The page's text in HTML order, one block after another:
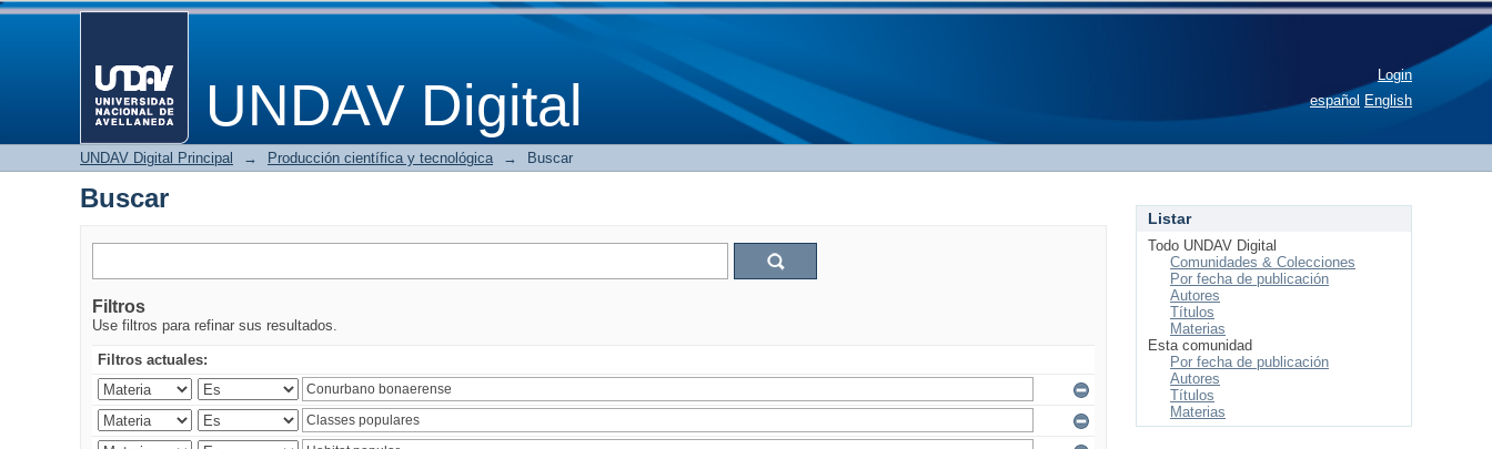
UNDAV Digital
Buscar
Login
español English
UNDAV Digital Principal → Producción científica y tecnológica → Buscar
Buscar
Filtros
Use filtros para refinar sus resultados.
Filtros actuales:
Listar
Todo UNDAV Digital
Comunidades & Colecciones
Por fecha de publicación
Autores
Títulos
Materias
Esta comunidad
Por fecha de publicación
Autores
Títulos
Materias